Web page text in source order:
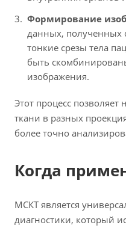
Формирование
данных, полученных
тонкие срезы тела
быть
изображения.
Этот процесс
ткани в разных
более точно
Когда
МСКТ является
диагностики, который